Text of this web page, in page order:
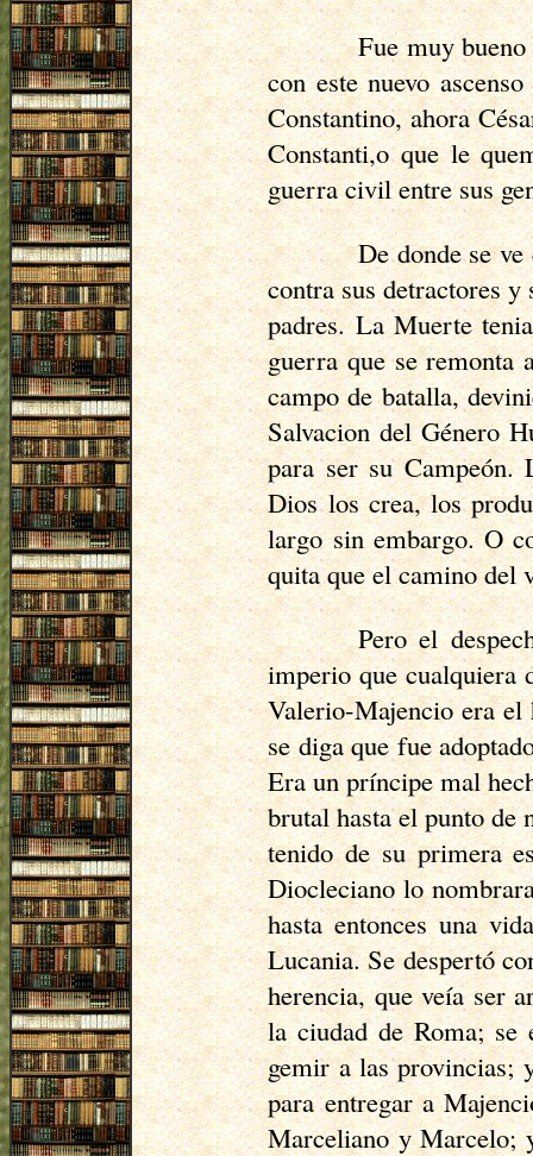
Fue muy
con este nuevo
Constantino, ahora
Constanti,o que le
guerra civil entre sus
De donde se
contra sus detractores
padres. La Muerte
guerra que se remonta
campo de batalla,
Salvacion del Género
para ser su Campeón.
Dios los crea, los
largo sin embargo. O
quita que el camino del
Pero el
imperio que cualquiera
Valerio-Majencio era el
se diga que fue
Era un príncipe mal
brutal hasta el punto de
tenido de su primera
Diocleciano lo
hasta entonces una
Lucania. Se despertó
herencia, que veía ser
la ciudad de Roma; se
gemir a las provincias;
para entregar a
Marceliano y Marcelo;